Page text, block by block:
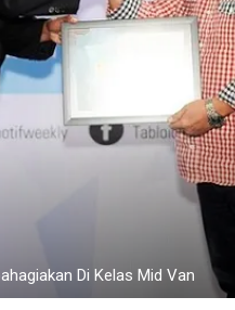
Di Kelas Mid Van